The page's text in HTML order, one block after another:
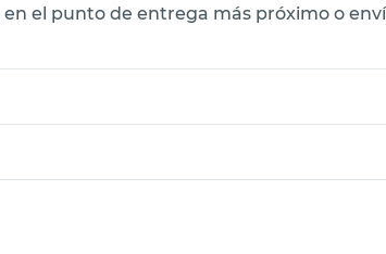
el punto de entrega más próximo o